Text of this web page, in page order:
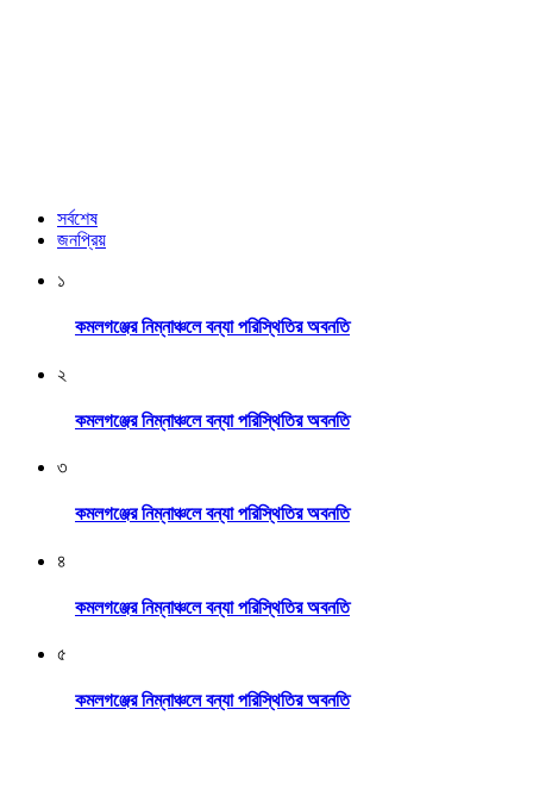
সর্বশেষ
জনপ্রিয়
১
কমলগঞ্জের নিম্নাঞ্চলে বন্যা পরিস্থিতির অবনতি
২
কমলগঞ্জের নিম্নাঞ্চলে বন্যা পরিস্থিতির অবনতি
৩
কমলগঞ্জের নিম্নাঞ্চলে বন্যা পরিস্থিতির অবনতি
৪
কমলগঞ্জের নিম্নাঞ্চলে বন্যা পরিস্থিতির অবনতি
৫
কমলগঞ্জের নিম্নাঞ্চলে বন্যা পরিস্থিতির অবনতি